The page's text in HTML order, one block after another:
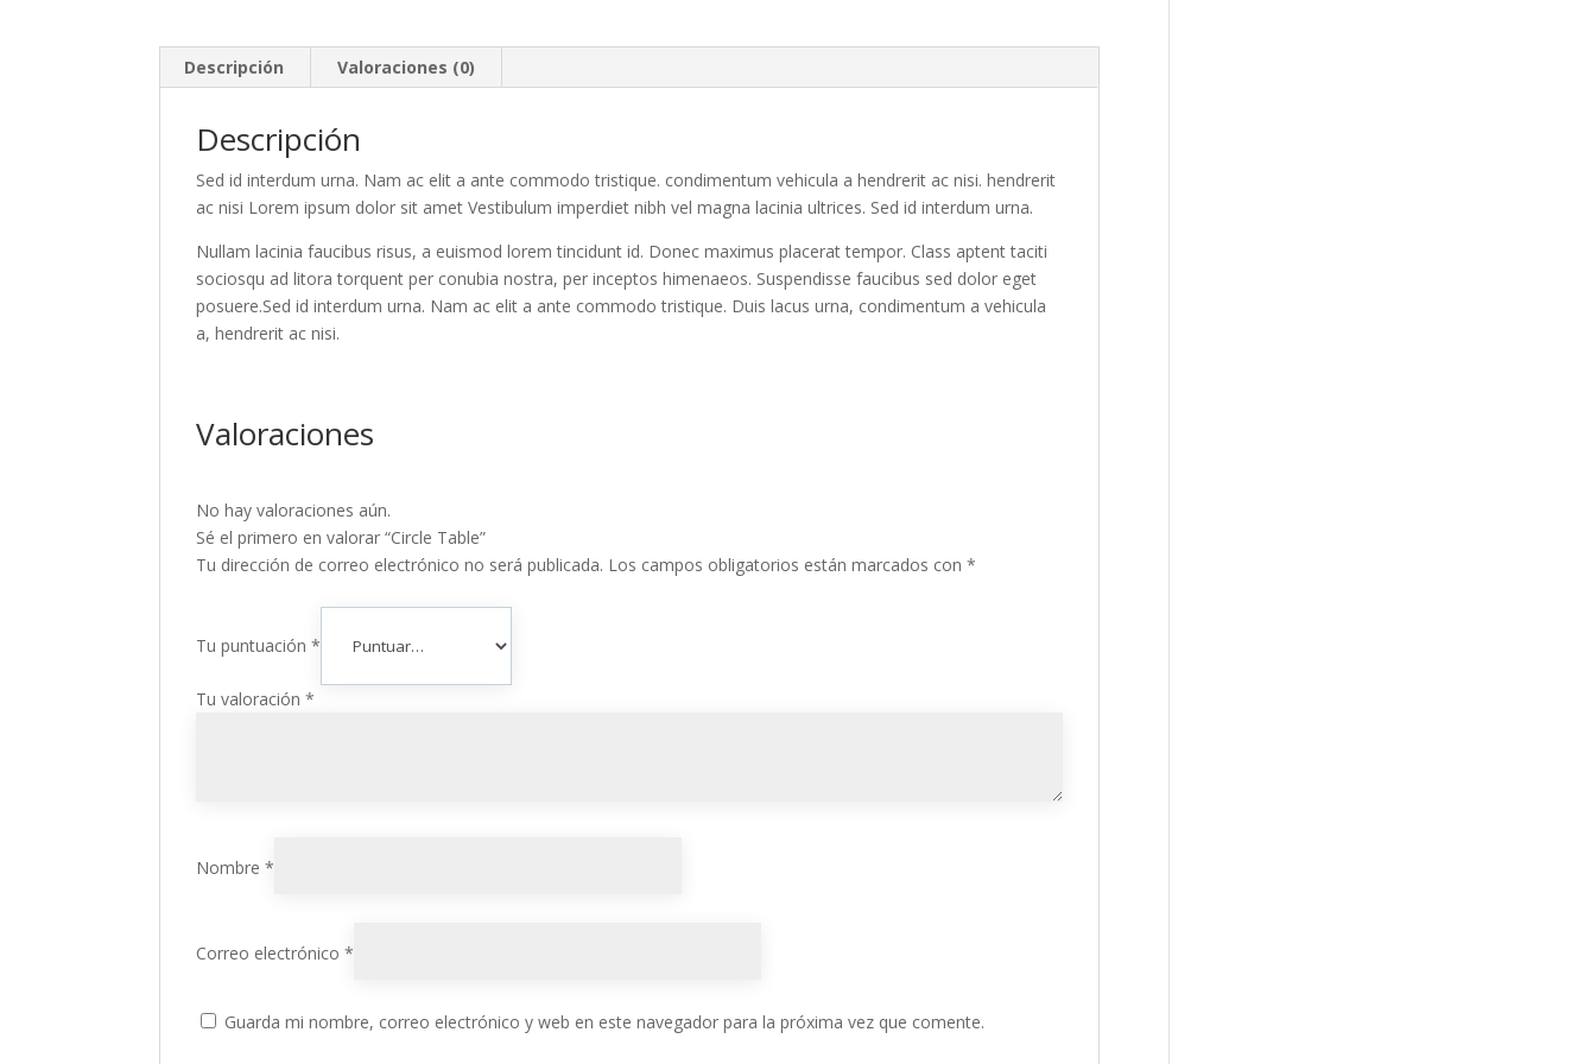
Descripción Valoraciones (0)
Descripción
Sed id interdum urna. Nam ac elit a ante commodo tristique. condimentum vehicula a hendrerit ac nisi. hendrerit
ac nisi Lorem ipsum dolor sit amet Vestibulum imperdiet nibh vel magna lacinia ultrices. Sed id interdum urna.
Nullam lacinia faucibus risus, a euismod lorem tincidunt id. Donec maximus placerat tempor. Class aptent taciti
sociosqu ad litora torquent per conubia nostra, per inceptos himenaeos. Suspendisse faucibus sed dolor eget
posuere.Sed id interdum urna. Nam ac elit a ante commodo tristique. Duis lacus urna, condimentum a vehicula
a, hendrerit ac nisi.
Valoraciones
No hay valoraciones aún.
Sé el primero en valorar “Circle Table”
Tu dirección de correo electrónico no será publicada. Los campos obligatorios están marcados con*
Tu puntuación*
Tu valoración*
Nombre*
Correo electrónico*
Guarda mi nombre, correo electrónico y web en este navegador para la próxima vez que comente.